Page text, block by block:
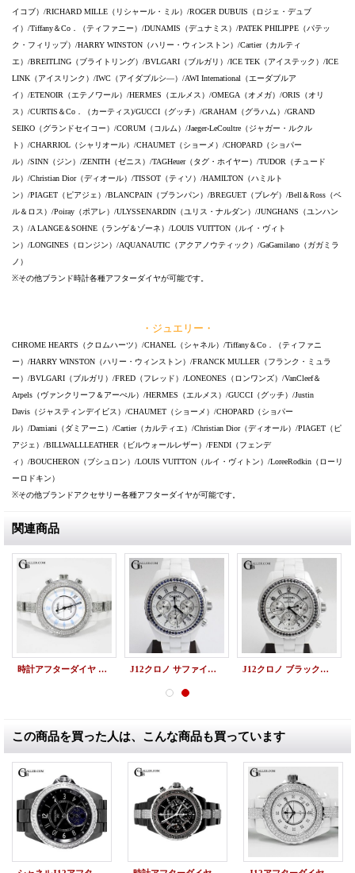
イコブ）/RICHARD MILLE（リシャール・ミル）/ROGER DUBUIS（ロジェ・デュブ
イ）/Tiffany＆Co．（ティファニー）/DUNAMIS（デュナミス）/PATEK PHILIPPE（パテッ
ク・フィリップ）/HARRY WINSTON（ハリー・ウィンストン）/Cartier（カルティ
エ）/BREITLING（ブライトリング）/BVLGARI（ブルガリ）/ICE TEK（アイステック）/ICE
LINK（アイスリンク）/IWC（アイダブルシ―）/AWI International（エーダブルア
イ）/ETENOIR（エテノワール）/HERMES（エルメス）/OMEGA（オメガ）/ORIS（オリ
ス）/CURTIS＆Co．（カーティス)/GUCCI（グッチ）/GRAHAM（グラハム）/GRAND
SEIKO（グランドセイコー）/CORUM（コルム）/Jaeger-LeCoultre（ジャガー・ルクル
ト）/CHARRIOL（シャリオール）/CHAUMET（ショーメ）/CHOPARD（ショパー
ル）/SINN（ジン）/ZENITH（ゼニス）/TAGHeuer（タグ・ホイヤー）/TUDOR（チュード
ル）/Christian Dior（ディオール）/TISSOT（ティソ）/HAMILTON（ハミルト
ン）/PIAGET（ピアジェ）/BLANCPAIN（ブランパン）/BREGUET（ブレゲ）/Bell＆Ross（ベ
ル＆ロス）/Poiray（ポアレ）/ULYSSENARDIN（ユリス・ナルダン）/JUNGHANS（ユンハン
ス）/A LANGE＆SOHNE（ランゲ＆ゾーネ）/LOUIS VUITTON（ルイ・ヴィト
ン）/LONGINES（ロンジン）/AQUANAUTIC（アクアノウティック）/GaGamilano（ガガミラ
ノ）
※その他ブランド時計各種アフターダイヤが可能です。
・ジュエリー・
CHROME HEARTS（クロムハーツ）/CHANEL（シャネル）/Tiffany＆Co．（ティファニ
ー）/HARRY WINSTON（ハリー・ウィンストン）/FRANCK MULLER（フランク・ミュラ
ー）/BVLGARI（ブルガリ）/FRED（フレッド）/LONEONES（ロンワンズ）/VanCleef＆
Arpels（ヴァンクリーフ＆アーぺル）/HERMES（エルメス）/GUCCI（グッチ）/Justin
Davis（ジャスティンデイビス）/CHAUMET（ショーメ）/CHOPARD（ショパー
ル）/Damiani（ダミアーニ）/Cartier（カルティエ）/Christian Dior（ディオール）/PIAGET（ピ
アジェ）/BILLWALLLEATHER（ビルウォールレザー）/FENDI（フェンデ
ィ）/BOUCHERON（ブシュロン）/LOUIS VUITTON（ルイ・ヴィトン）/LoreeRodkin（ローリ
ーロドキン）
※その他ブランドアクセサリー各種アフターダイヤが可能です。
関連商品
時計アフターダイヤ シャネル J12アフターダイヤ 限定ブルーライト 38mm ベゼルダイヤ/ブレスダイヤ J12クロノ サファイアベゼル H1007 シャネルアフターダイヤ J12クロノ ブラックダイヤベゼル H1007 シャネルアフターダイヤ
この商品を買った人は、こんな商品も買っています